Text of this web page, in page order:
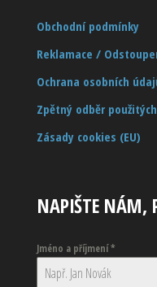
Obchodní podmínky
Reklamace /
Ochrana osobních
Zpětný odběr
Zásady cookies (EU)
NAPIŠTE NÁM,
Jméno a příjmení*